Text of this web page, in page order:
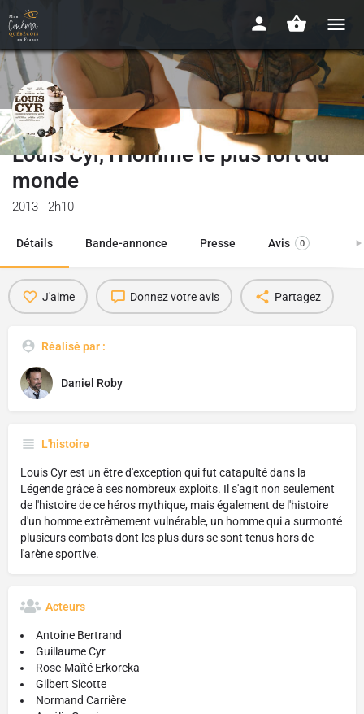
Louis Cyr, l'Homme le plus fort du
monde
2013 - 2h10
Détails Bande-annonce Presse Avis 0
J'aime Donnez votre avis Partagez
Réalisé par :
Daniel Roby
L'histoire
Louis Cyr est un être d'exception qui fut catapulté dans la
Légende grâce à ses nombreux exploits. Il s'agit non seulement
de l'histoire de ce héros mythique, mais également de l'histoire
d'un homme extrêmement vulnérable, un homme qui a surmonté
plusieurs combats dont les plus durs se sont tenus hors de
l'arène sportive.
Acteurs
Antoine Bertrand
Guillaume Cyr
Rose-Maïté Erkoreka
Gilbert Sicotte
Normand Carrière